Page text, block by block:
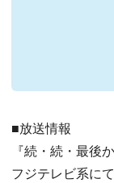
■放送情報
『続・続・最後
フジテレビ系に